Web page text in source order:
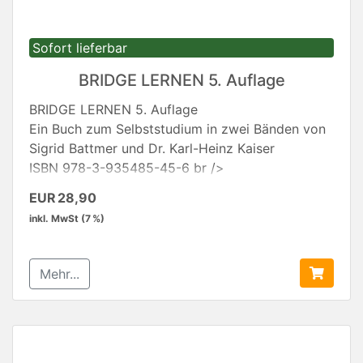
mit Ihrer Email, Versandadresse. Sie erhalten
dann eine Bestätigung zu Ihre Bestellung von
unserem Ressort Unterricht.
Sofort lieferbar
BRIDGE LERNEN 5. Auflage
BRIDGE LERNEN 5. Auflage
Ein Buch zum Selbststudium in zwei Bänden von
Sigrid Battmer und Dr. Karl-Heinz Kaiser
ISBN 978-3-935485-45-6 br />
Sie ohne Vorkenntnisse zum kompletten
Bridgespieler werden können. Als Bietsystem
Bietsystem des Deutschen Bridge-Verbandes.
Inhaltlich deckt das Buch den Lehrstoff der fünf
DBV-Einsteiger-Kurse ab: Minibridge, Reizung A
Reizung B, Alleinspiel und Gegenspiel.
EUR 28,90
inkl. MwSt (7 %)
Mehr...